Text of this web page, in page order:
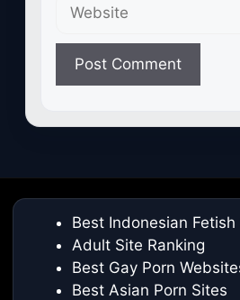
Best Indonesian Fetish
Adult Site Ranking
Best Gay Porn
Best Asian Porn Sites